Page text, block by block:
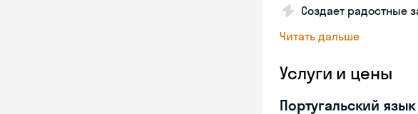
Создает радостные
Читать дальше
Услуги и цены
Португальский язык